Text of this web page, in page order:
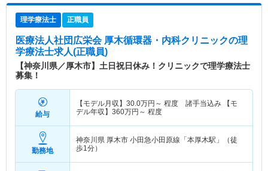
理学療法士 正職員
医療法人社団広栄会 厚木循環器・内科クリニックの理
学療法士求人(正職員)
【神奈川県／厚木市】土日祝日休み！クリニックで理学療法士
募集！
給与
【モデル月収】 30.0万円～ 程度 諸手当込み 【モ
デル年収】 360万円～ 程度
勤務地
神奈川県 厚木市 小田急小田原線「本厚木駅」（徒
歩1分）